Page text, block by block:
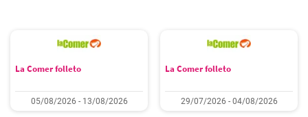
La Comer folleto
05/08/2026 - 13/08/2026
La Comer folleto
29/07/2026 - 04/08/2026